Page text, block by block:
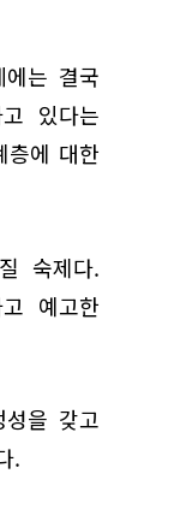
는 결국
있다는
층에 대한
숙제다.
예고한
을 갖고
.